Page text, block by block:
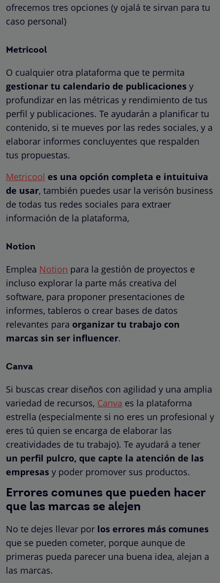
ofrecemos tres opciones (y ojalá te sirvan para tu
caso personal)
Metricool
O cualquier otra plataforma que te permita
gestionar tu calendario de publicaciones y
profundizar en las métricas y rendimiento de tus
perfil y publicaciones. Te ayudarán a planificar tu
contenido, si te mueves por las redes sociales, y a
elaborar informes concluyentes que respalden
tus propuestas.
Metricool es una opción completa e intuituiva
de usar, también puedes usar la verisón business
de todas tus redes sociales para extraer
información de la plataforma,
Notion
Emplea Notion para la gestión de proyectos e
incluso explorar la parte más creativa del
software, para proponer presentaciones de
informes, tableros o crear bases de datos
relevantes para organizar tu trabajo con
marcas sin ser influencer.
Canva
Si buscas crear diseños con agilidad y una amplia
variedad de recursos, Canva es la plataforma
estrella (especialmente si no eres un profesional y
eres tú quien se encarga de elaborar las
creatividades de tu trabajo). Te ayudará a tener
un perfil pulcro, que capte la atención de las
empresas y poder promover sus productos.
Errores comunes que pueden hacer
que las marcas se alejen
No te dejes llevar por los errores más comunes
que se pueden cometer, porque aunque de
primeras pueda parecer una buena idea, alejan a
las marcas.